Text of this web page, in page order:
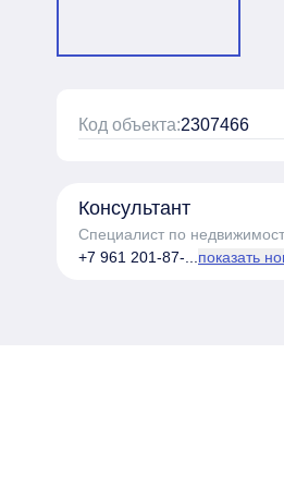
Код объекта:2307466
Консультант
Специалист по
+7 961 201-87-... показать